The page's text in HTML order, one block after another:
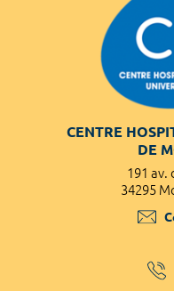
CENTRE
DE
191 av.
34295